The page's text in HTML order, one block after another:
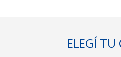
ELEGÍ TU